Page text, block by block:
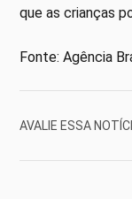
que as crianças
Fonte: Agência
AVALIE ESSA